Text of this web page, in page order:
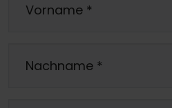
Vorname *
Nachname *